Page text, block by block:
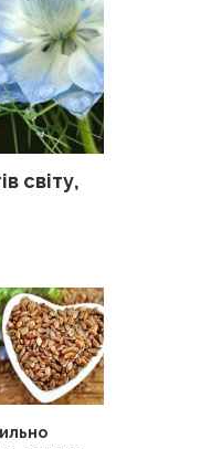
світу,